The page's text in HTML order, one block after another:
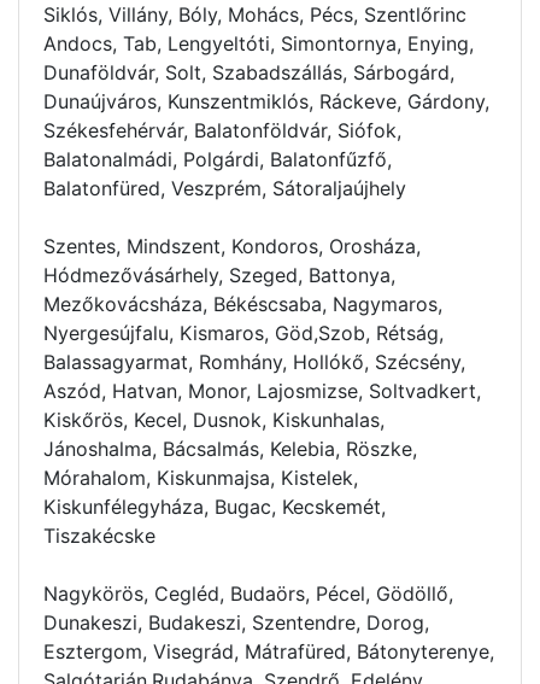
Siklós, Villány, Bóly, Mohács, Pécs, Szentlőrinc
Andocs, Tab, Lengyeltóti, Simontornya, Enying,
Dunaföldvár, Solt, Szabadszállás, Sárbogárd,
Dunaújváros, Kunszentmiklós, Ráckeve, Gárdony,
Székesfehérvár, Balatonföldvár, Siófok,
Balatonalmádi, Polgárdi, Balatonfűzfő,
Balatonfüred, Veszprém, Sátoraljaújhely
Szentes, Mindszent, Kondoros, Orosháza,
Hódmezővásárhely, Szeged, Battonya,
Mezőkovácsháza, Békéscsaba, Nagymaros,
Nyergesújfalu, Kismaros, Göd,Szob, Rétság,
Balassagyarmat, Romhány, Hollókő, Szécsény,
Aszód, Hatvan, Monor, Lajosmizse, Soltvadkert,
Kiskőrös, Kecel, Dusnok, Kiskunhalas,
Jánoshalma, Bácsalmás, Kelebia, Röszke,
Mórahalom, Kiskunmajsa, Kistelek,
Kiskunfélegyháza, Bugac, Kecskemét,
Tiszakécske
Nagykörös, Cegléd, Budaörs, Pécel, Gödöllő,
Dunakeszi, Budakeszi, Szentendre, Dorog,
Esztergom, Visegrád, Mátrafüred, Bátonyterenye,